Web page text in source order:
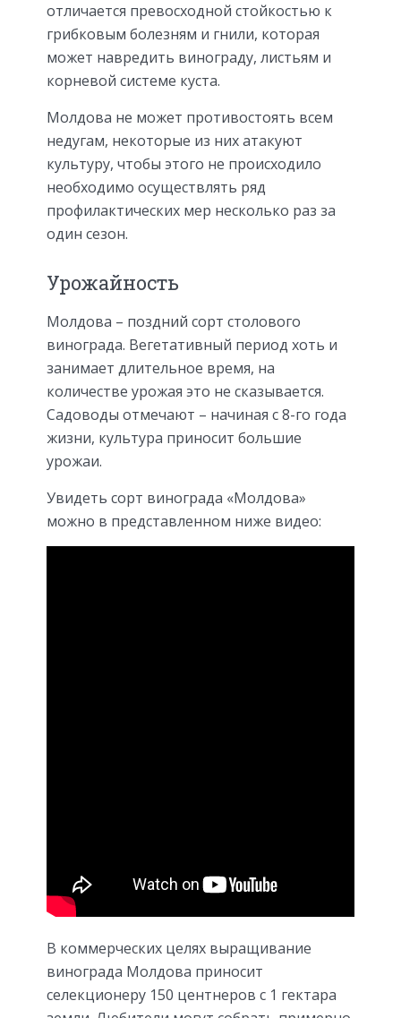
отличается превосходной стойкостью к
грибковым болезням и гнили, которая
может навредить винограду, листьям и
корневой системе куста.
Молдова не может противостоять всем
недугам, некоторые из них атакуют
культуру, чтобы этого не происходило
необходимо осуществлять ряд
профилактических мер несколько раз за
один сезон.
Урожайность
Молдова – поздний сорт столового
винограда. Вегетативный период хоть и
занимает длительное время, на
количестве урожая это не сказывается.
Садоводы отмечают – начиная с 8-го года
жизни, культура приносит большие
урожаи.
Увидеть сорт винограда «Молдова»
можно в представленном ниже видео:
В коммерческих целях выращивание
винограда Молдова приносит
селекционеру 150 центнеров с 1 гектара